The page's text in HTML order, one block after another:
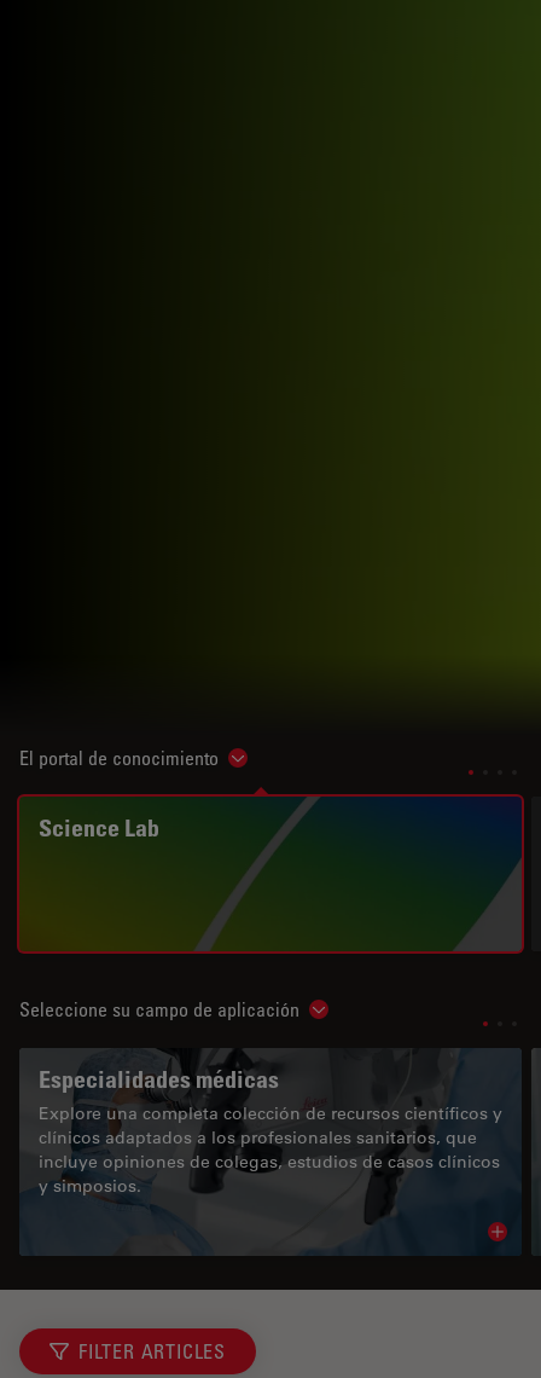
El portal de conocimiento Show subnavigation
Science Lab
Seleccione su campo de aplicación Show subnavigation
Especialidades médicas
Explore una completa colección de recursos científicos y
clínicos adaptados a los profesionales sanitarios, que
incluye opiniones de colegas, estudios de casos clínicos
y simposios.
FILTER ARTICLES